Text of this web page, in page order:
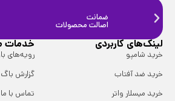
ضمانت
اصالت محصولات
لینک‌های کاربردی
خرید شامپو
خرید ضد آفتاب
خرید میسلار واتر
خدمات
رویه‌های
گزارش باگ
تماس با ما